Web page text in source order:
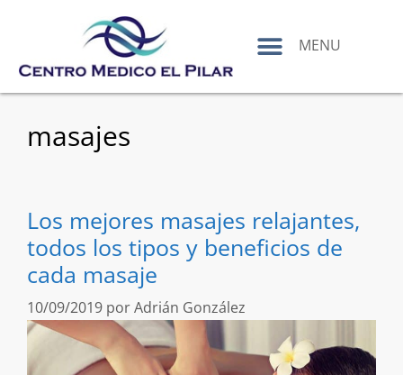
MENU
masajes
Los mejores masajes relajantes,
todos los tipos y beneficios de
cada masaje
10/09/2019 porAdrián González